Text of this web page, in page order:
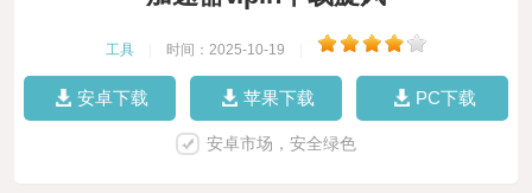
工具 时间：2025-10-19
安卓下载 苹果下载 PC下载
安卓市场，安全绿色